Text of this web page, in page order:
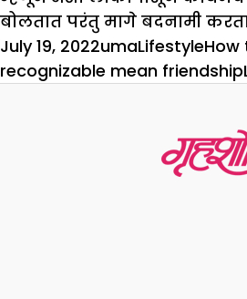
बोलतात परंतु मागे बदनामी
Posted
on
July 19, 2022Author
umaCategories
LifestyleTags
How
recognizable mean friendship